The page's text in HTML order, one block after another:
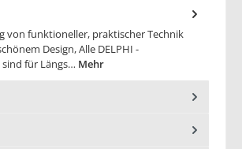
von funktioneller, praktischer Technik
Design, Alle DELPHI -
für Längs… Mehr